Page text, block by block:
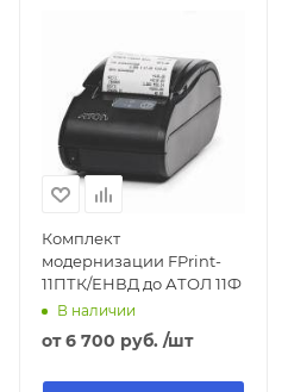
Комплект
модернизации FPrint-
11ПТК/ЕНВД до АТОЛ 11Ф
В наличии
от6 700 руб. /шт